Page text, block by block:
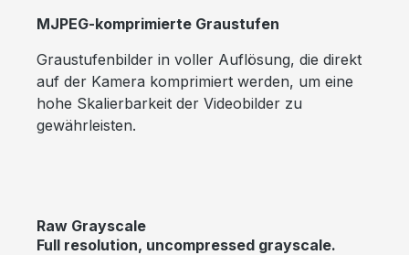
MJPEG-komprimierte Graustufen
Graustufenbilder in voller Auflösung, die direkt
auf der Kamera komprimiert werden, um eine
hohe Skalierbarkeit der Videobilder zu
gewährleisten.
Raw Grayscale
Full resolution, uncompressed grayscale.